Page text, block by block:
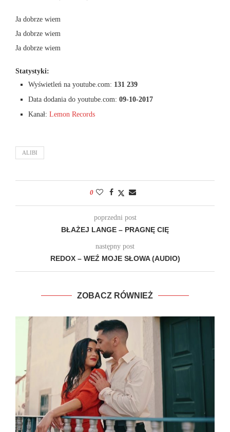
Ja dobrze wiem
Ja dobrze wiem
Ja dobrze wiem
Statystyki:
Wyświetleń na youtube.com: 131 239
Data dodania do youtube.com: 09-10-2017
Kanał: Lemon Records
ALIBI
0
poprzedni post
BŁAŻEJ LANGE – PRAGNĘ CIĘ
następny post
REDOX – WEŹ MOJE SŁOWA (AUDIO)
ZOBACZ RÓWNIEŻ